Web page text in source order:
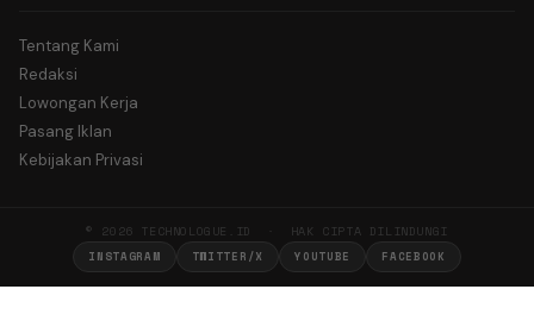
Tentang Kami
Redaksi
Lowongan Kerja
Pasang Iklan
Kebijakan Privasi
© 2026 TECHNOLOGUE.ID · HAK CIPTA DILINDUNGI
INSTAGRAM TWITTER/X YOUTUBE FACEBOOK